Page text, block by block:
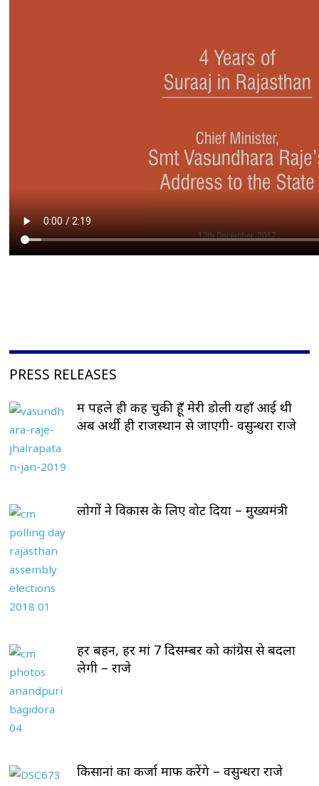
PRESS RELEASES
मैं पहले ही कह चुकी हूँ मेरी डोली यहाँ आई थी
अब अर्थी ही राजस्थान से जाएगी- वसुन्धरा राजे
लोगों ने विकास के लिए वोट दिया – मुख्यमंत्री
हर बहन, हर मां 7 दिसम्बर को कांग्रेस से बदला
लेगी – राजे
किसानां का कर्जा माफ करेंगे – वसुन्धरा राजे